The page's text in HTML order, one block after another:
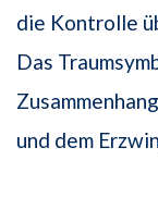
die Kontrolle
Das
und dem